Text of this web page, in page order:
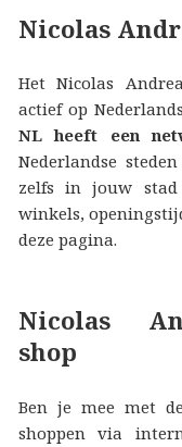
Nicolas
Het Nicolas
actief op
NL heeft een
Nederlandse
zelfs in jouw
winkels,
deze pagina.
Nicolas
shop
Ben je mee met
shoppen via